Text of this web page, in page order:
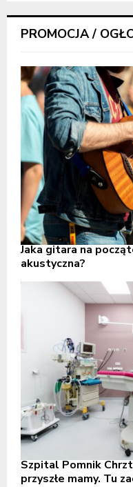
PROMOCJA /
Jaka gitara na
akustyczna?
Szpital Pomnik
przyszłe mamy. Tu